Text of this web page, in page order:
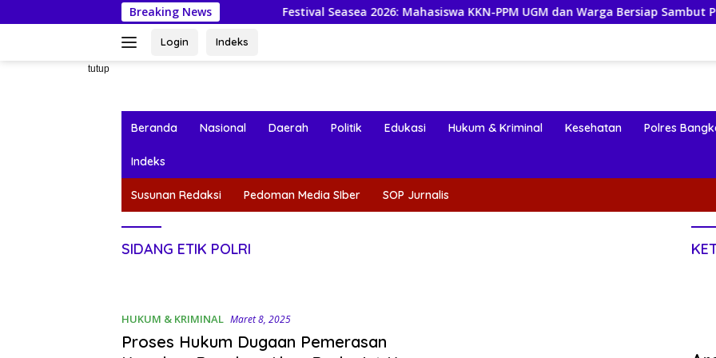
ke
Breaking NewsFestival Seasea 2026: Mahasiswa KKN-PPM UGM dan Warga Bersiap Sambut Perayaan
Login Indeks
tutup
Beranda Nasional Daerah Politik Edukasi Hukum & Kriminal Kesehatan Polres
Indeks
Susunan Redaksi Pedoman Media SIber SOP Jurnalis
SIDANG ETIK POLRI
HUKUM & KRIMINAL Maret 8, 2025
Proses Hukum Dugaan Pemerasan